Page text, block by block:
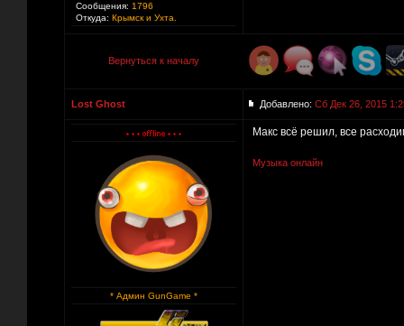
Сообщения: 1796
Откуда: Крымск и Ухта.
Вернуться к началу
Lost Ghost Добавлено: Сб Дек 26, 2015
* Админ GunGame *
Макс всё решил, все
Музыка онлайн